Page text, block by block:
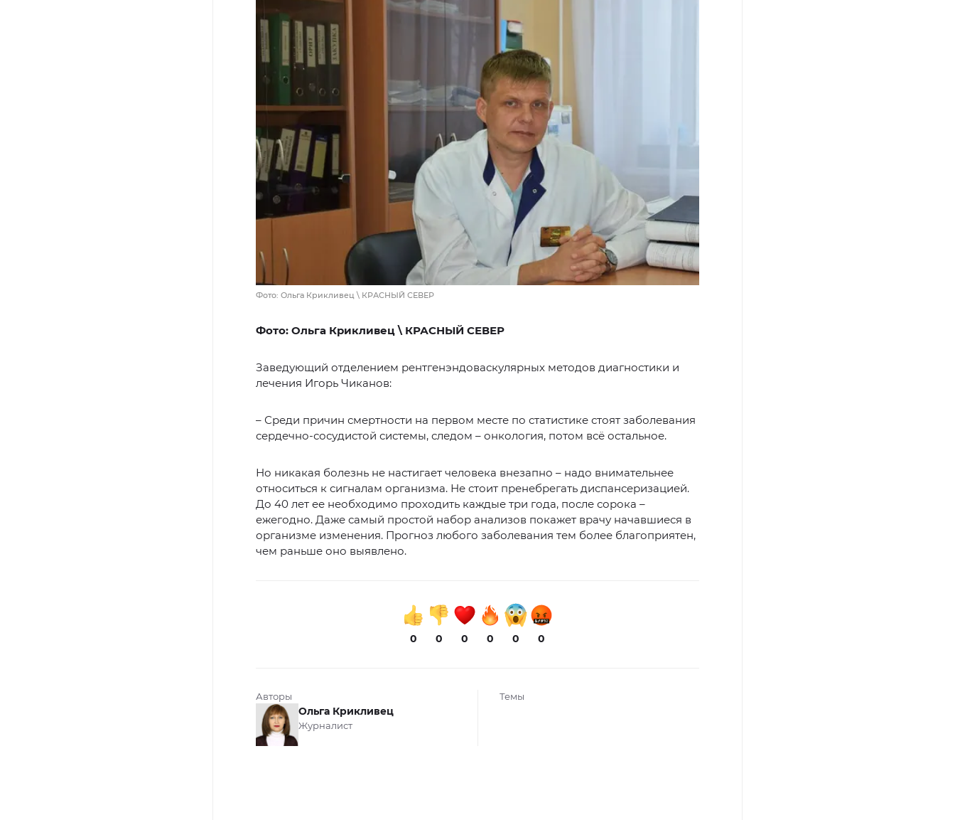
Фото: Ольга Крикливец \ КРАСНЫЙ СЕВЕР
Фото: Ольга Крикливец \ КРАСНЫЙ СЕВЕР
Заведующий отделением рентгенэндоваскулярных методов диагностики и
лечения Игорь Чиканов:
– Среди причин смертности на первом месте по статистике стоят заболевания
сердечно-сосудистой системы, следом – онкология, потом всё остальное.
Но никакая болезнь не настигает человека внезапно – надо внимательнее
относиться к сигналам организма. Не стоит пренебрегать диспансеризацией.
До 40 лет ее необходимо проходить каждые три года, после сорока –
ежегодно. Даже самый простой набор анализов покажет врачу начавшиеся в
организме изменения. Прогноз любого заболевания тем более благоприятен,
чем раньше оно выявлено.
0 0 0 0 0 0
Авторы
Ольга Крикливец
Журналист
Темы